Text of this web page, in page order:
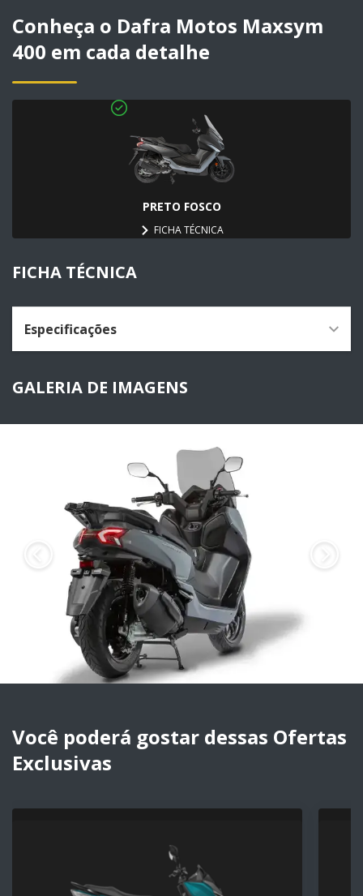
Conheça o Dafra Motos Maxsym
400 em cada detalhe
PRETO FOSCO
FICHA TÉCNICA
FICHA TÉCNICA
Especificações
GALERIA DE IMAGENS
Você poderá gostar dessas Ofertas
Exclusivas